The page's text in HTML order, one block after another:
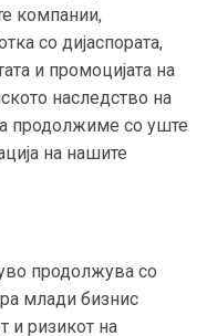
компании,
со дијаспората,
и промоцијата на
наследство на
продолжиме со уште
на нашите
продолжува со
млади бизнис
и ризикот на